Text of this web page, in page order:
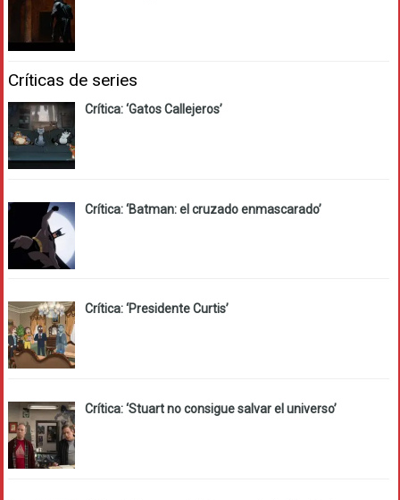
Críticas de series
Crítica: ‘Gatos Callejeros’
Crítica: ‘Batman: el cruzado enmascarado’
Crítica: ‘Presidente Curtis’
Crítica: ‘Stuart no consigue salvar el universo’